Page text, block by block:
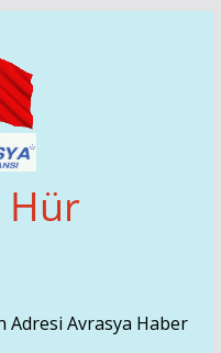
Hür
Adresi Avrasya Haber